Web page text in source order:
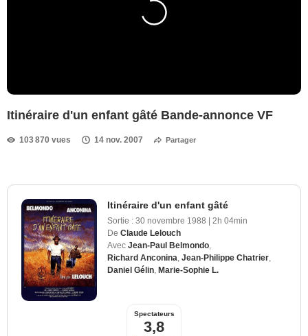
Itinéraire d'un enfant gâté Bande-annonce VF
103 870 vues 14 nov. 2007 Partager
Itinéraire d'un enfant gâté
Sortie : 30 novembre 1988 | 2h 04min
De Claude Lelouch
Avec Jean-Paul Belmondo
Richard Anconina Jean-Philippe Chatrier
Daniel Gélin Marie-Sophie L.
Spectateurs
3,8